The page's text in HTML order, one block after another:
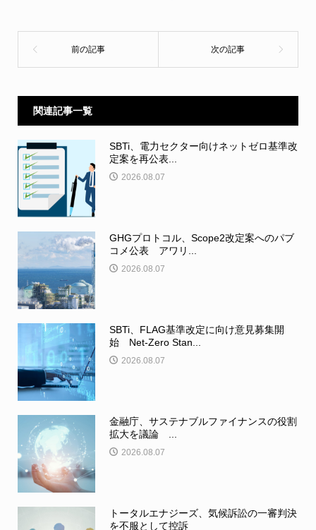
関連記事一覧
SBTi、電力セクター向けネットゼロ基準改
定案を再公表...
2026.08.07
GHGプロトコル、Scope2改定案へのパブ
コメ公表 アワリ...
2026.08.07
SBTi、FLAG基準改定に向け意見募集開
始 Net-Zero Stan...
2026.08.07
金融庁、サステナブルファイナンスの役割
拡大を議論 ...
2026.08.07
トータルエナジーズ、気候訴訟の一審判決
を不服として控訴